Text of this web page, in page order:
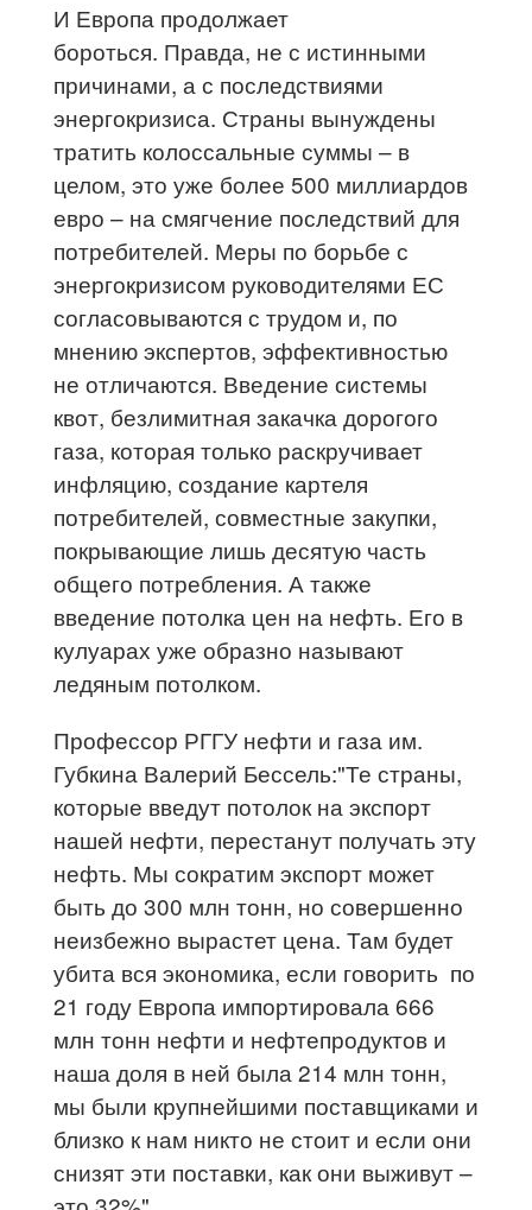
И Европа продолжает
бороться. Правда, не с истинными
причинами, а с последствиями
энергокризиса. Страны вынуждены
тратить колоссальные суммы – в
целом, это уже более 500 миллиардов
евро – на смягчение последствий для
потребителей. Меры по борьбе с
энергокризисом руководителями ЕС
согласовываются с трудом и, по
мнению экспертов, эффективностью
не отличаются. Введение системы
квот, безлимитная закачка дорогого
газа, которая только раскручивает
инфляцию, создание картеля
потребителей, совместные закупки,
покрывающие лишь десятую часть
общего потребления. А также
введение потолка цен на нефть. Его в
кулуарах уже образно называют
ледяным потолком.
Профессор РГГУ нефти и газа им.
Губкина Валерий Бессель:"Те страны,
которые введут потолок на экспорт
нашей нефти, перестанут получать эту
нефть. Мы сократим экспорт может
быть до 300 млн тонн, но совершенно
неизбежно вырастет цена. Там будет
убита вся экономика, если говорить по
21 году Европа импортировала 666
млн тонн нефти и нефтепродуктов и
наша доля в ней была 214 млн тонн,
мы были крупнейшими поставщиками и
близко к нам никто не стоит и если они
снизят эти поставки, как они выживут –